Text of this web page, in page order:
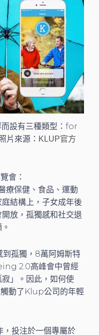
設有三種類型：for
來源： KLUP官方
會：
保健、食品、運動
結構上，子女成年後
放，孤獨感和社交退
孤獨，8萬阿姆斯特
2.0高峰會中曾經
」。因此，如何使
動了Klup公司的年輕
，投注於一個專屬於